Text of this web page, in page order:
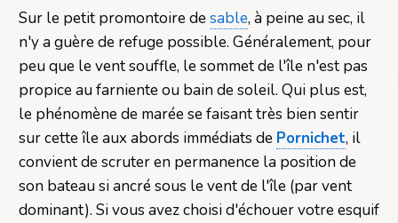
Sur le petit promontoire desable, à peine au sec, il
n'y a guère de refuge possible. Généralement, pour
peu que le vent souffle, le sommet de l'île n'est pas
propice au farniente ou bain de soleil. Qui plus est,
le phénomène de marée se faisant très bien sentir
sur cette île aux abords immédiats de Pornichet, il
convient de scruter en permanence la position de
son bateau si ancré sous le vent de l'île (par vent
dominant). Si vous avez choisi d'échouer votre esquif